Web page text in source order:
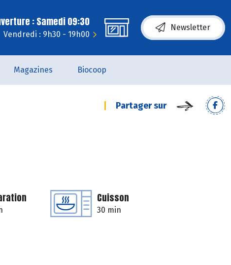
: Samedi 09:30
Vendredi : 9h30 - 19h00
Newsletter
Magazines Biocoop
Partager sur
Cuisson
30 min